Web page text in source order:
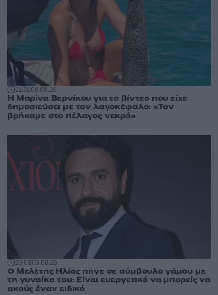
21:3109.08.26
Η Μαρίνα Βερνίκου για το βίντεο που είχε
δημοσιεύσει με τον λαγοκέφαλο: «Τον
βρήκαμε στο πέλαγος νεκρό»
20:0309.08.26
Ο Μελέτης Ηλίας πήγε σε σύμβουλο γάμου με
τη γυναίκα του: Είναι ευεργετικό να μπορείς να
ακούς έναν ειδικό